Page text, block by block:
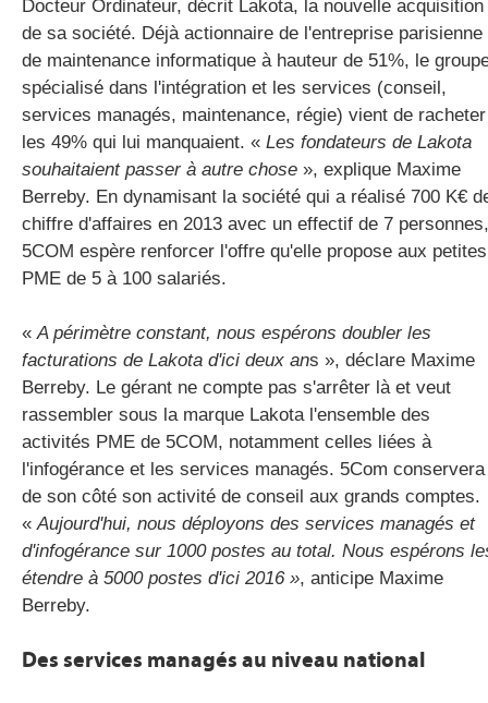
Docteur Ordinateur, décrit Lakota, la nouvelle acquisition
de sa société. Déjà actionnaire de l'entreprise parisienne
de maintenance informatique à hauteur de 51%, le
spécialisé dans l'intégration et les services (conseil,
services managés, maintenance, régie) vient de racheter
les 49% qui lui manquaient. « Les fondateurs de Lakota
souhaitaient passer à autre chose », explique Maxime
Berreby. En dynamisant la société qui a réalisé 700 K€
chiffre d'affaires en 2013 avec un effectif de 7 personnes,
5COM espère renforcer l'offre qu'elle propose aux petites
PME de 5 à 100 salariés.
«A périmètre constant, nous espérons doubler les
facturations de Lakota d'ici deux ans », déclare Maxime
Berreby. Le gérant ne compte pas s'arrêter là et veut
rassembler sous la marque Lakota l'ensemble des
activités PME de 5COM, notamment celles liées à
l'infogérance et les services managés. 5Com conservera
de son côté son activité de conseil aux grands comptes.
«Aujourd'hui, nous déployons des services managés et
d'infogérance sur 1000 postes au total. Nous espérons
étendre à 5000 postes d'ici 2016 », anticipe Maxime
Berreby.
Des services managés au niveau national